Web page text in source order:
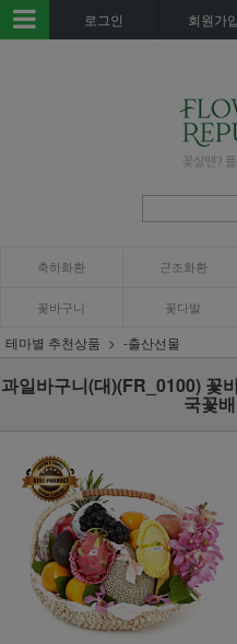
로그인 회원가입
축하화환 근조화환
꽃바구니 꽃다발
테마별 추천상품 -출산선물
과일바구니(대)(FR_0100) 꽃
국꽃